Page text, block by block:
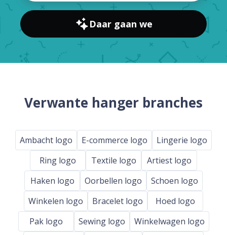
Daar gaan we
Verwante hanger branches
Ambacht logo E-commerce logo
Lingerie logo
Ring logo
Textile logo
Artiest logo
Haken logo
Oorbellen logo
Schoen logo
Winkelen logo
Bracelet logo
Hoed logo
Pak logo
Sewing logo
Winkelwagen logo